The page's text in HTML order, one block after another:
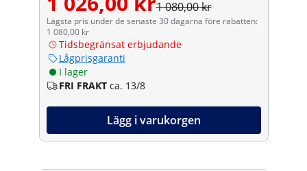
1 080,00 kr
Lägsta pris under de senaste 30 dagarna före rabatten:
1 080,00 kr
Tidsbegränsat erbjudande
Lågprisgaranti
I lager
FRI FRAKT ca. 13/8
Lägg i varukorgen